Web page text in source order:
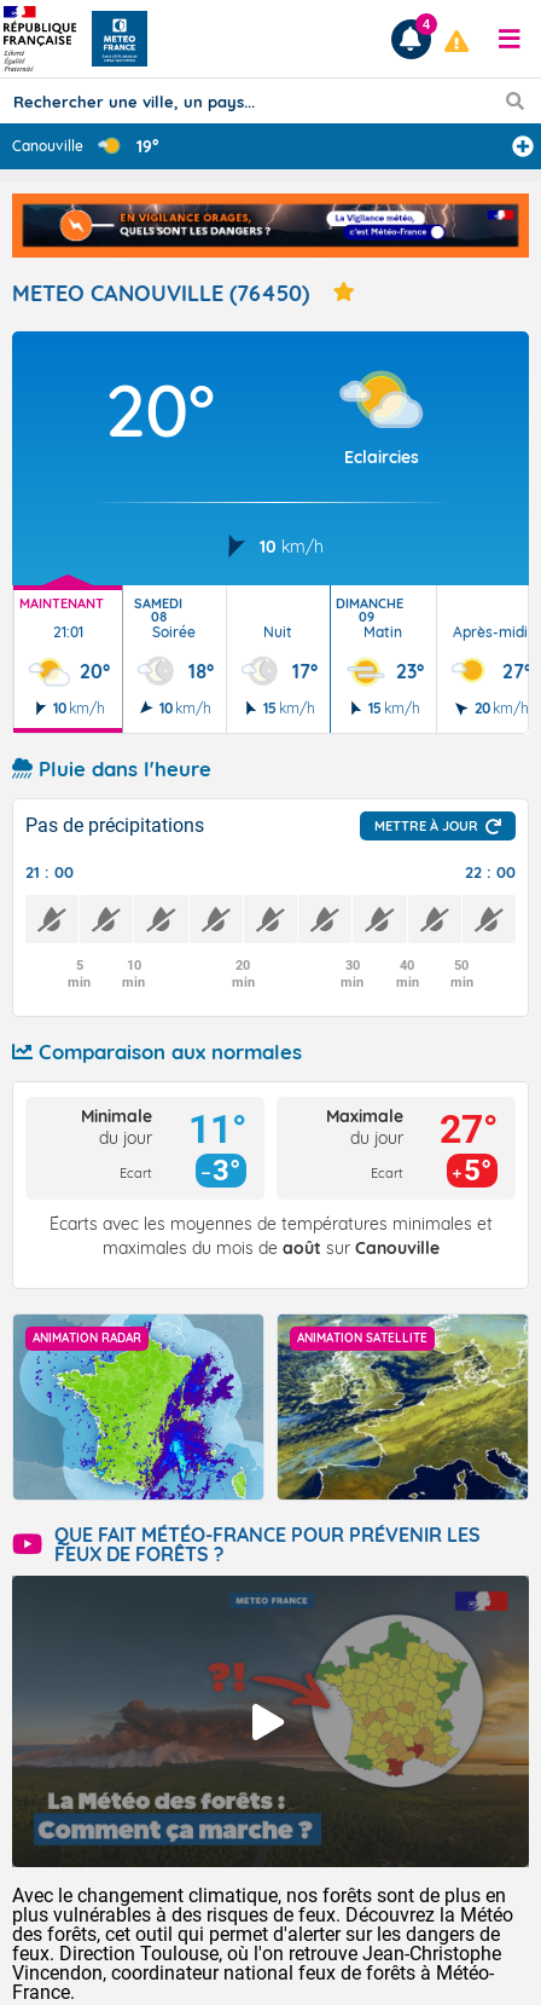
Prévisions
TOUS LES RÉSULTATS
Articles
4
Canouville 19°
METEO CANOUVILLE (76450)
20°
Eclaircies
10 km/h
MAINTENANT
21:01
20°
10 km/h
SAMEDI
08
Soirée
18°
10 km/h
Nuit
17°
15 km/h
DIMANCHE
09
Matin
23°
15 km/h
Après-midi
27°
20 km/h
Pluie dans l'heure
Pas de précipitations METTRE À JOUR
21 : 00 22 : 00
5
min
10
min
20
min
30
min
40
min
50
min
Comparaison aux normales
Minimale
du jour
Ecart
11°
3°
Maximale
du jour
Ecart
27°
5°
Écarts avec les moyennes de températures minimales et
maximales du mois de août sur Canouville
ANIMATION RADAR ANIMATION SATELLITE
QUE FAIT MÉTÉO-FRANCE POUR PRÉVENIR LES
FEUX DE FORÊTS ?
Avec le changement climatique, nos forêts sont de plus en
plus vulnérables à des risques de feux. Découvrez la Météo
des forêts, cet outil qui permet d'alerter sur les dangers de
feux. Direction Toulouse, où l'on retrouve Jean-Christophe
Vincendon, coordinateur national feux de forêts à Météo-
France.